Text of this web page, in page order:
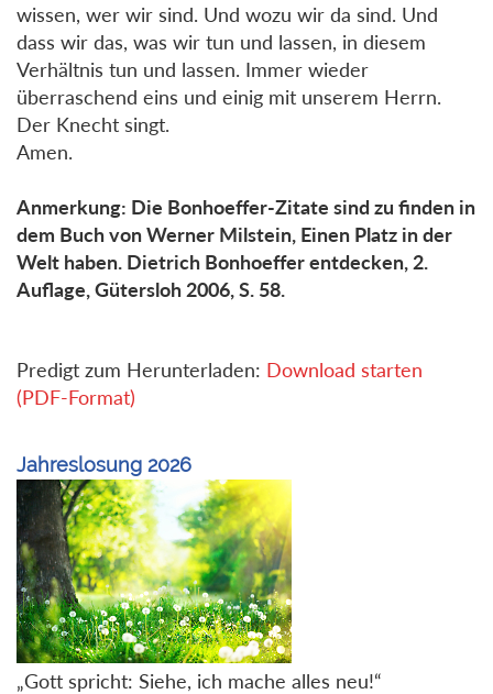
wissen, wer wir sind. Und wozu wir da sind. Und
dass wir das, was wir tun und lassen, in diesem
Verhältnis tun und lassen. Immer wieder
überraschend eins und einig mit unserem Herrn.
Der Knecht singt.
Amen.
Anmerkung: Die Bonhoeffer-Zitate sind zu finden in
dem Buch von Werner Milstein, Einen Platz in der
Welt haben. Dietrich Bonhoeffer entdecken, 2.
Auflage, Gütersloh 2006, S. 58.
Predigt zum Herunterladen: Download starten
(PDF-Format)
Jahreslosung 2026
„Gott spricht: Siehe, ich mache alles neu!“